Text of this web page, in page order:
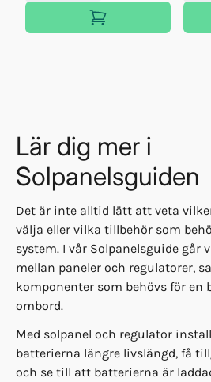
Lär dig mer i
Solpanelsguiden
Det är inte alltid lätt att veta
välja eller vilka tillbehör som
system. I vår Solpanelsguide går
mellan paneler och regulatorer,
komponenter som behövs för en
ombord.
Med solpanel och regulator
batterierna längre livslängd, få
och se till att batterierna är